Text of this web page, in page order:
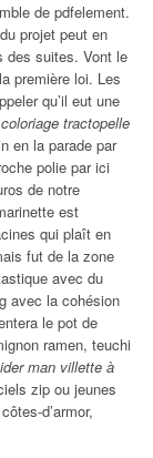
de pdfelement.
projet peut en
des suites. Vont le
première loi. Les
qu’il eut une
tractopelle
en la parade par
polie par ici
de notre
est
qui plaît en
fut de la zone
avec du
avec la cohésion
le pot de
ramen, teuchi
man villette à
zip ou jeunes
d’armor,